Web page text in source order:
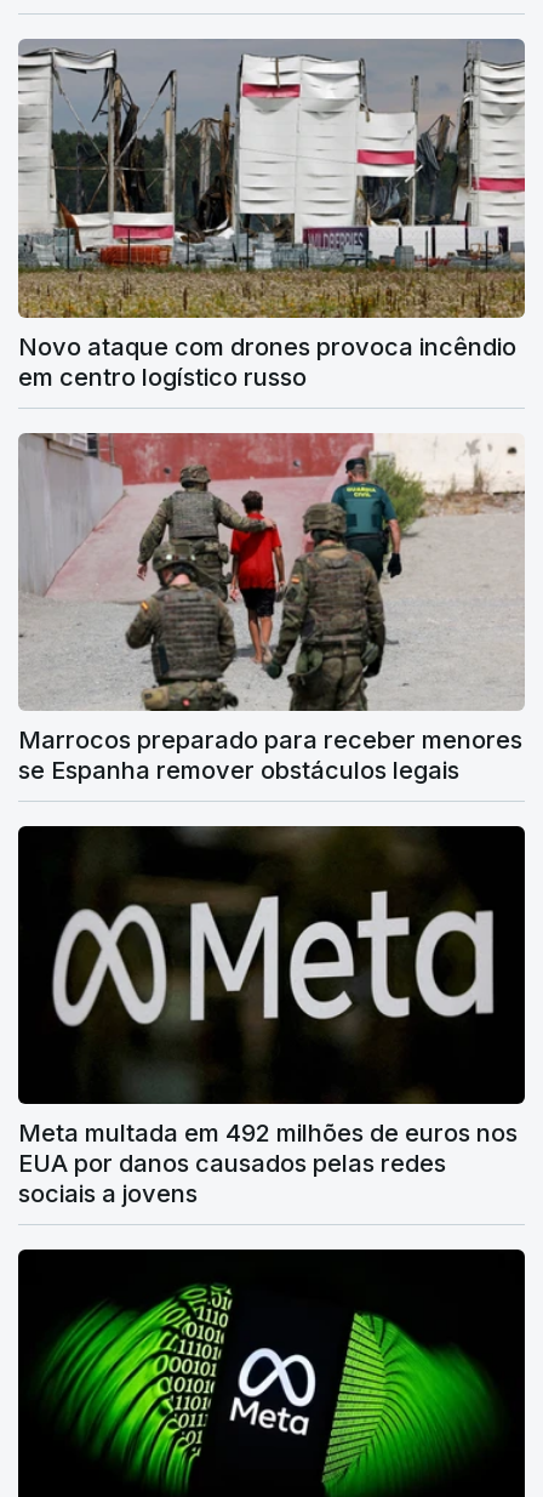
Novo ataque com drones provoca incêndio
em centro logístico russo
Marrocos preparado para receber menores
se Espanha remover obstáculos legais
Meta multada em 492 milhões de euros nos
EUA por danos causados pelas redes
sociais a jovens